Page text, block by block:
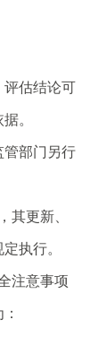
估结论可
。
部门另行
更新、
执行。
注意事项